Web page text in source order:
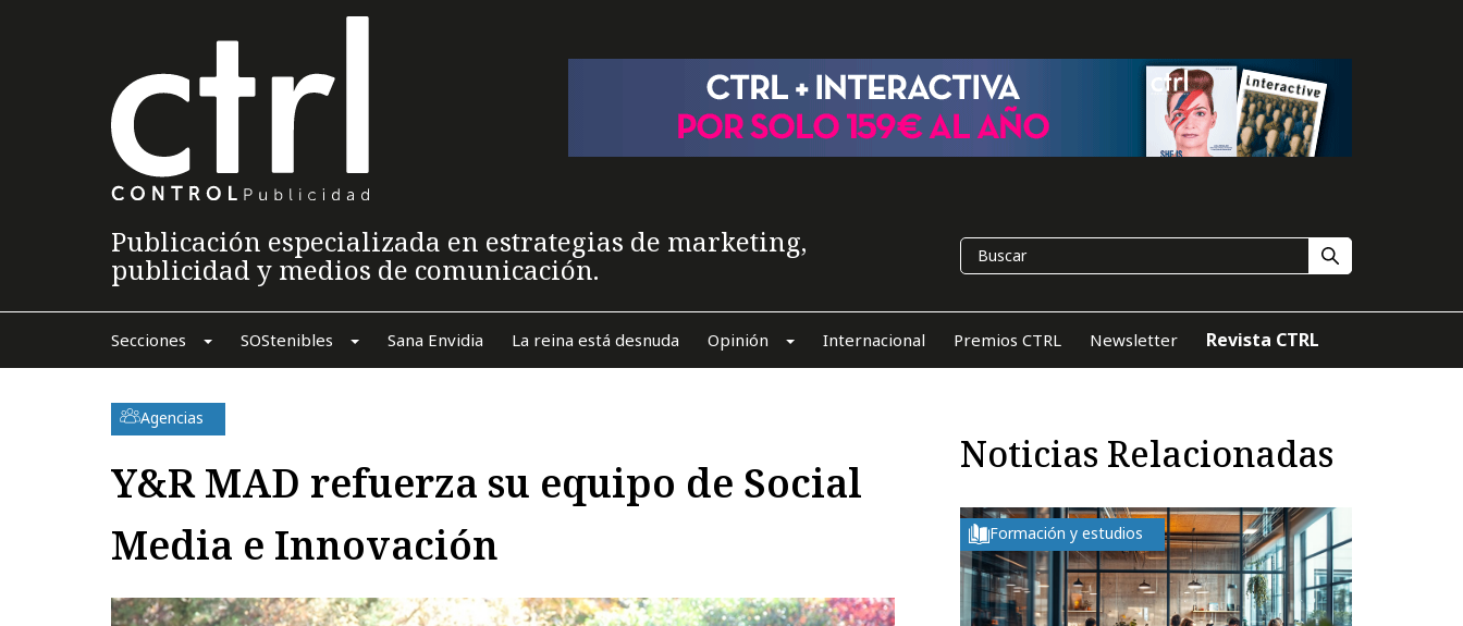
Publicación especializada en estrategias de marketing,
publicidad y medios de comunicación.
Secciones SOStenibles Sana Envidia La reina está desnuda Opinión Internacional Premios CTRL Newsletter Revista CTRL
Agencias
Y&R MAD refuerza su equipo de Social
Media e Innovación
Noticias Relacionadas
Formación y estudios